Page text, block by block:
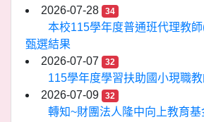
2026-07-28
34
本校115學年度普通班代理教
甄選結果
2026-07-07
32
115學年度學習扶助國小現職
2026-07-09
32
轉知~財團法人隆中向上教育